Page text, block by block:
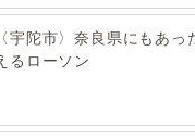
〈宇陀市〉奈良県にもあっ
るローソン